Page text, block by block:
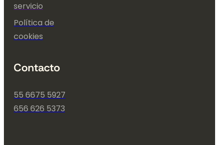
servicio
Política de
cookies
Contacto
55 6675 5927
656 626 5373